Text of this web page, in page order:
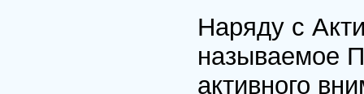
Наряду с
называемое
активного